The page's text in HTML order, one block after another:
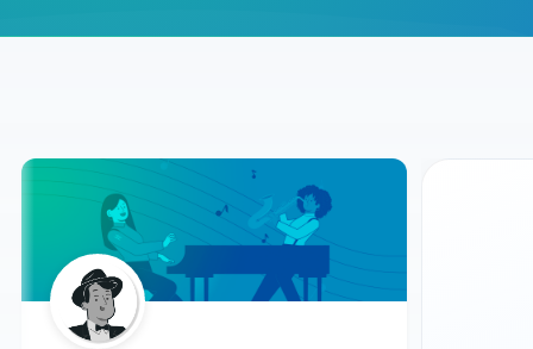
Buscador de músicos